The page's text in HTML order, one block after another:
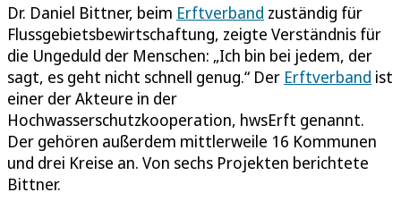
Dr. Daniel Bittner, beim Erftverband zuständig für
Flussgebietsbewirtschaftung, zeigte Verständnis für
die Ungeduld der Menschen: „Ich bin bei jedem, der
sagt, es geht nicht schnell genug.“ Der Erftverband ist
einer der Akteure in der
Hochwasserschutzkooperation, hwsErft genannt.
Der gehören außerdem mittlerweile 16 Kommunen
und drei Kreise an. Von sechs Projekten berichtete
Bittner.